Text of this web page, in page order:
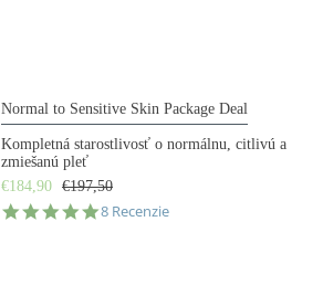
Normal to Sensitive Skin Package Deal
Kompletná starostlivosť o normálnu, citlivú a
zmiešanú pleť
€184,90 €197,50
5.0
8 Recenzie